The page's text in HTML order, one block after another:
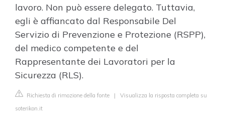
lavoro. Non può essere delegato. Tuttavia,
egli è affiancato dal Responsabile Del
Servizio di Prevenzione e Protezione (RSPP),
del medico competente e del
Rappresentante dei Lavoratori per la
Sicurezza (RLS).
Richiesta di rimozione della fonte | Visualizza la risposta completa su
soterikon.it